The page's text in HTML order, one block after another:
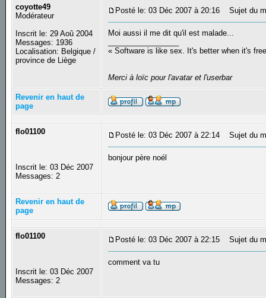
coyotte49
Modérateur
Inscrit le: 29 Aoû 2004
Messages: 1936
Localisation: Belgique /
province de Liège
Posté le: 03 Déc 2007 à 20:16 Sujet du
Moi aussi il me dit qu'il est malade...
« Software is like sex. It's better when it's
Merci à loïc pour l'avatar et l'userbar
Revenir en haut de
page
flo01100
Inscrit le: 03 Déc 2007
Messages: 2
Posté le: 03 Déc 2007 à 22:14 Sujet du
bonjour père noél
Revenir en haut de
page
flo01100
Inscrit le: 03 Déc 2007
Messages: 2
Posté le: 03 Déc 2007 à 22:15 Sujet du
comment va tu